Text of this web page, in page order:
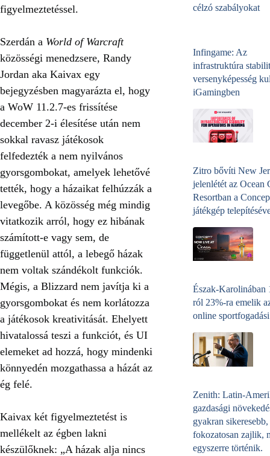
figyelmeztetéssel.
Szerdán a World of Warcraft
közösségi menedzsere, Randy
Jordan aka Kaivax egy
bejegyzésben magyarázta el, hogy
a WoW 11.2.7-es frissítése
december 2-i élesítése után nem
sokkal ravasz játékosok
felfedezték a nem nyilvános
gyorsgombokat, amelyek lehetővé
tették, hogy a házaikat felhúzzák a
levegőbe. A közösség még mindig
vitatkozik arról, hogy ez hibának
számított-e vagy sem, de
függetlenül attól, a lebegő házak
nem voltak szándékolt funkciók.
Mégis, a Blizzard nem javítja ki a
gyorsgombokat és nem korlátozza
a játékosok kreativitását. Ehelyett
hivatalossá teszi a funkciót, és UI
elemeket ad hozzá, hogy mindenki
könnyedén mozgathassa a házát az
ég felé.
Kaivax két figyelmeztetést is
mellékelt az égben lakni
készülőknek: „A házak alja nincs
célzó szabályokat
Infingame: Az
infrastruktúra
versenyképesség
iGamingben
Zitro bővíti New
jelenlétét az Ocean
Resortban a
játékgép
Észak-Karolinában
ról 23%-ra emelik
online
Zenith: Latin-
gazdasági
gyakran sikeresebb,
fokozatosan zajlik,
egyszerre történik.